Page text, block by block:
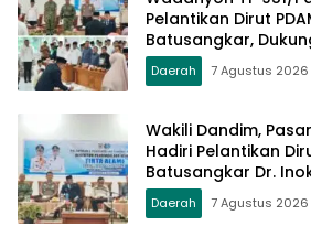
Pelantikan Dirut
Batusangkar,
Keamanan Daerah
Daerah 7 Agustus 2026
Wakili Dandim,
Hadiri Pelantikan
Batusangkar Dr.
Daerah 7 Agustus 2026